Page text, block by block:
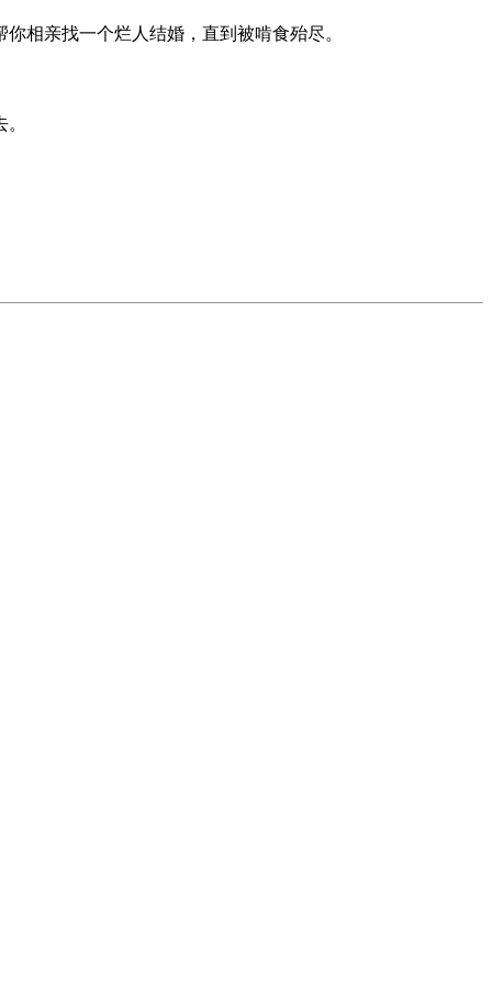
相亲找一个烂人结婚，直到被啃食殆尽。